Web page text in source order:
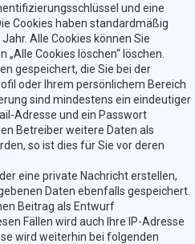
und eine
Cookies haben standardmäßig
Alle Cookies können Sie
Cookies löschen“ löschen.
gespeichert, die Sie bei der
oder Ihrem persönlichem Bereich
sind mindestens ein eindeutiger
Adresse und ein Passwort
Betreiber weitere Daten als
so ist dies für Sie vor deren
eine private Nachricht erstellen,
Daten ebenfalls gespeichert.
Beitrag als Entwurf
Fällen wird auch Ihre IP-Adresse
wird weiterhin bei folgenden